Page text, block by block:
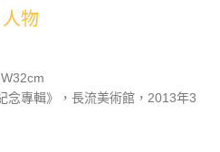
物
念專輯》，長流美術館，2013年3